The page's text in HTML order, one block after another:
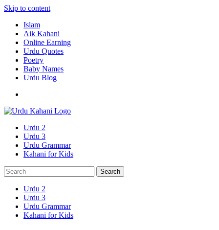
Skip to content
Islam
Aik Kahani
Online Earning
Urdu Quotes
Poetry
Baby Names
Urdu Blog
Urdu 2
Urdu 3
Urdu Grammar
Kahani for Kids
Urdu 2
Urdu 3
Urdu Grammar
Kahani for Kids